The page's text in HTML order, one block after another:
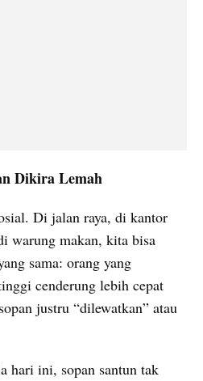
Dikira Lemah
Di jalan raya, di kantor
warung makan, kita bisa
sama: orang yang
cenderung lebih cepat
justru “dilewatkan” atau
hari ini, sopan santun tak